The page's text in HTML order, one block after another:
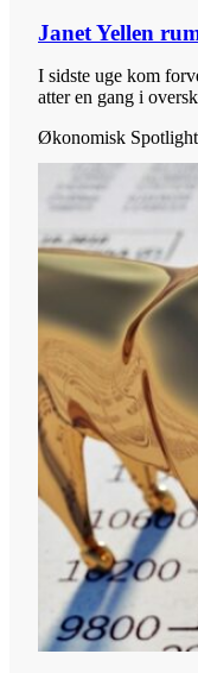
Janet Yellen
I sidste uge kom
atter en gang i
Økonomisk Spotlight